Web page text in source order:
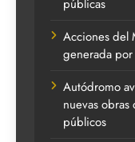
públicas
Acciones del
generada por
Autódromo
nuevas
públicos